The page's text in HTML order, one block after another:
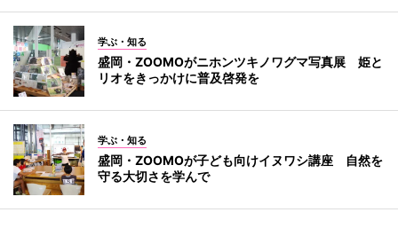
学ぶ・知る
盛岡・ZOOMOがニホンツキノワグマ写真展 姫と
リオをきっかけに普及啓発を
学ぶ・知る
盛岡・ZOOMOが子ども向けイヌワシ講座 自然を
守る大切さを学んで